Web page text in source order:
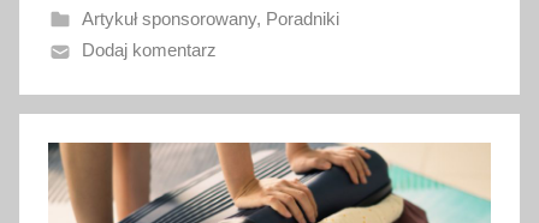
a
n
6
l
i
Artykuł sponsorowany, Poradniki
Dodaj komentarz